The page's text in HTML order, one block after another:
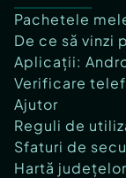
Pachetele
De ce să vinzi
Aplicații:
Verificare
Ajutor
Reguli de
Sfaturi de
Hartă județelor